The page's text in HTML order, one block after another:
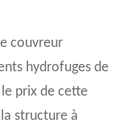
couvreur
hydrofuges de
prix de cette
structure à